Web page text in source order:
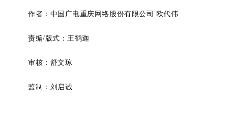
作者：中国广电重庆网络股份有限公司 欧代伟
责编/版式： 王鹤迦
审核：舒文琼
监制：刘启诚